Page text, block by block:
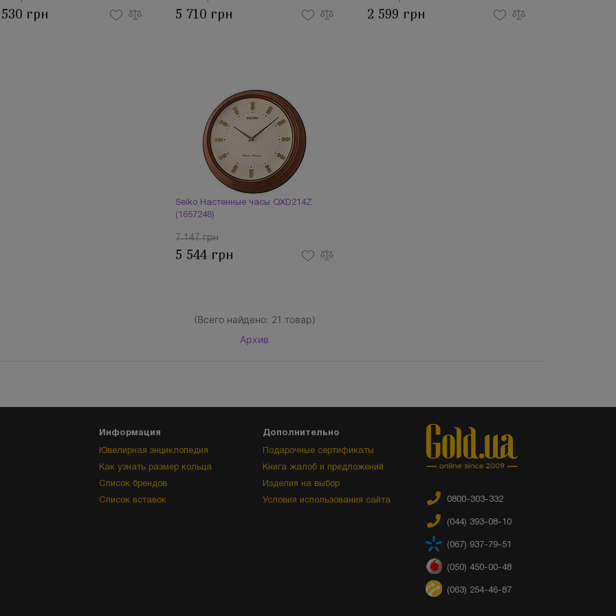
грн 5 710 грн 2 599 грн
Seiko Настенные часы QXD214Z
(1657246)
7 147 грн
5 544 грн
(Всего найдено: 21 товар)
Архив
Информация
Ювелирная энциклопедия
Как узнать размер кольца
Список брендов
Список вставок
Дополнительно
Подарочные сертификаты
Книга жалоб и предложений
Изделия на выбор
Условия использования сайта
0800-303-332
(044) 393-08-10
(067) 937-79-51
(050) 450-00-48
(063) 254-46-87